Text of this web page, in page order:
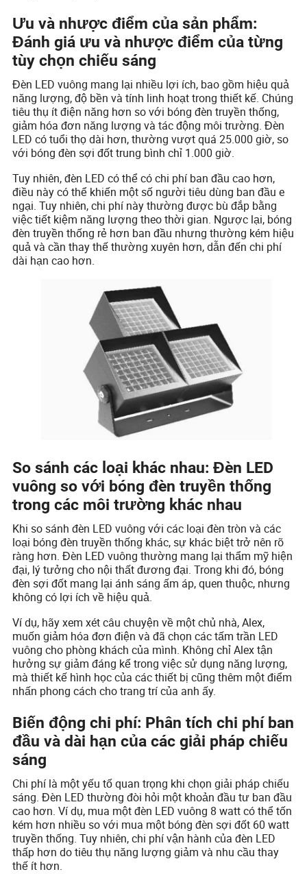
Ưu và nhược điểm của sản phẩm:
Đánh giá ưu và nhược điểm của từng
tùy chọn chiếu sáng
Đèn LED vuông mang lại nhiều lợi ích, bao gồm hiệu quả
năng lượng, độ bền và tính linh hoạt trong thiết kế. Chúng
tiêu thụ ít điện năng hơn so với bóng đèn truyền thống,
giảm hóa đơn năng lượng và tác động môi trường. Đèn
LED có tuổi thọ dài hơn, thường vượt quá 25.000 giờ, so
với bóng đèn sợi đốt trung bình chỉ 1.000 giờ.
Tuy nhiên, đèn LED có thể có chi phí ban đầu cao hơn,
điều này có thể khiến một số người tiêu dùng ban đầu e
ngại. Tuy nhiên, chi phí này thường được bù đắp bằng
việc tiết kiệm năng lượng theo thời gian. Ngược lại, bóng
đèn truyền thống rẻ hơn ban đầu nhưng thường kém hiệu
quả và cần thay thế thường xuyên hơn, dẫn đến chi phí
dài hạn cao hơn.
So sánh các loại khác nhau: Đèn LED
vuông so với bóng đèn truyền thống
trong các môi trường khác nhau
Khi so sánh đèn LED vuông với các loại đèn tròn và các
loại bóng đèn truyền thống khác, sự khác biệt trở nên rõ
ràng hơn. Đèn LED vuông thường mang lại thẩm mỹ hiện
đại, lý tưởng cho nội thất đương đại. Trong khi đó, bóng
đèn sợi đốt mang lại ánh sáng ấm áp, quen thuộc, nhưng
không có lợi ích về hiệu quả.
Ví dụ, hãy xem xét câu chuyện về một chủ nhà, Alex,
muốn giảm hóa đơn điện và đã chọn các tấm trần LED
vuông cho phòng khách của mình. Không chỉ Alex tận
hưởng sự giảm đáng kể trong việc sử dụng năng lượng,
mà thiết kế hình học của các thiết bị cũng thêm một điểm
nhấn phong cách cho trang trí của anh ấy.
Biến động chi phí: Phân tích chi phí ban
đầu và dài hạn của các giải pháp chiếu
sáng
Chi phí là một yếu tố quan trọng khi chọn giải pháp chiếu
sáng. Đèn LED thường đòi hỏi một khoản đầu tư ban đầu
cao hơn. Ví dụ, mua một đèn LED vuông 8 watt có thể tốn
kém hơn nhiều so với mua một bóng đèn sợi đốt 60 watt
truyền thống. Tuy nhiên, chi phí vận hành của đèn LED
thấp hơn do tiêu thụ năng lượng giảm và nhu cầu thay
thế ít hơn.